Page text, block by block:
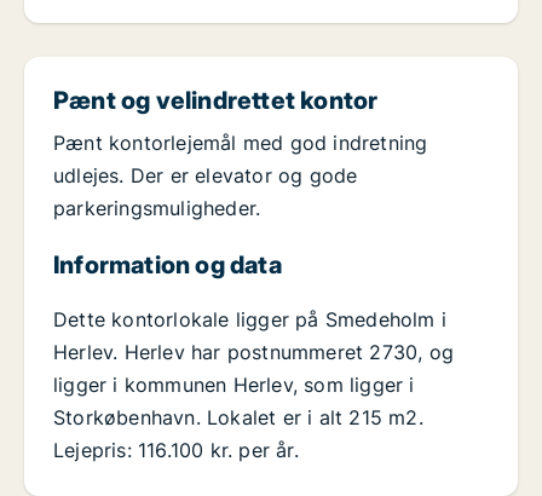
Pænt og velindrettet kontor
Pænt kontorlejemål med god indretning
udlejes. Der er elevator og gode
parkeringsmuligheder.
Information og data
Dette kontorlokale ligger på Smedeholm i
Herlev. Herlev har postnummeret 2730, og
ligger i kommunen Herlev, som ligger i
Storkøbenhavn. Lokalet er i alt 215 m2.
Lejepris: 116.100 kr. per år.